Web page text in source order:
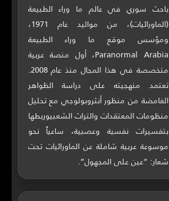
باحث سوري في عالم ما وراء الطبيعة
(الماورائيات)، من مواليد عام 1971،
ومؤسس موقع ما وراء الطبيعة
Paranormal Arabia، أول منصة عربية
متخصصة في هذا المجال منذ عام 2008.
تعتمد منهجيته على دراسة الظواهر
الغامضة من منظور أنثروبولوجي مع تحليل
منظومات المعتقدات والتراث الشعبيوربطها
بتفسيرات نفسية وعصبية، ساعياً نحو
موسوعة عربية شاملة عن الماورائيات تحت
شعار: “عين على المجهول”.